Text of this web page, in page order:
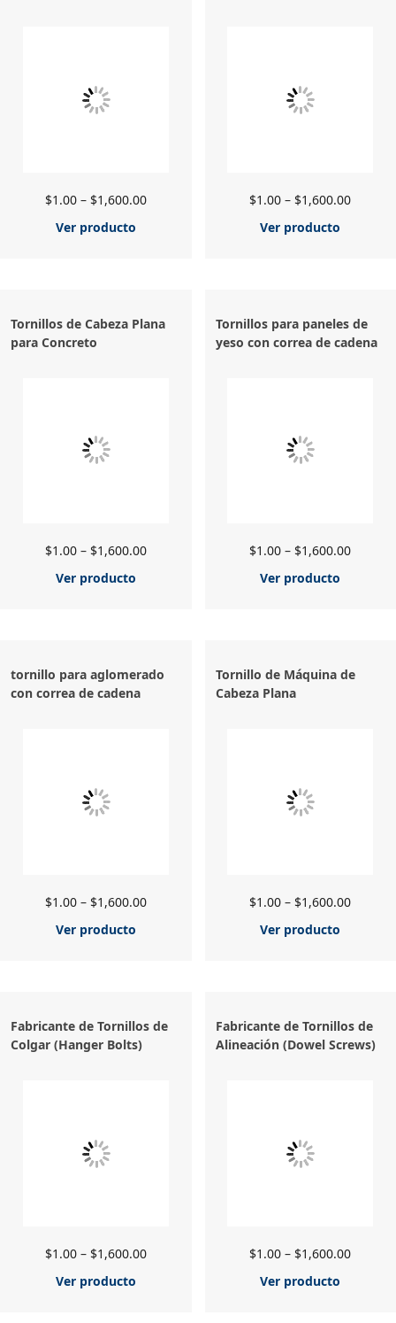
$1.00– $1,600.00
Ver producto
$1.00 – $1,600.00
Ver producto
Tornillos de Cabeza Plana
para Concreto
$1.00– $1,600.00
Ver producto
Tornillos para paneles de
yeso con correa de cadena
$1.00 – $1,600.00
Ver producto
tornillo para aglomerado
con correa de cadena
$1.00– $1,600.00
Ver producto
Tornillo de Máquina de
Cabeza Plana
$1.00 – $1,600.00
Ver producto
Fabricante de Tornillos de
Colgar (Hanger Bolts)
$1.00– $1,600.00
Ver producto
Fabricante de Tornillos de
Alineación (Dowel Screws)
$1.00 – $1,600.00
Ver producto